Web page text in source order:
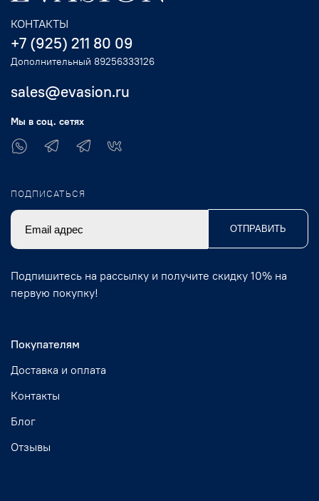
Покупателям
Доставка и оплата
Контакты
Блог
Отзывы
КОНТАКТЫ
+7 (925) 211 80 09
Дополнительный 89256333126
sales@evasion.ru
Мы в соц. сетях
ПОДПИСАТЬСЯ
ОТПРАВИТЬ
Подпишитесь на рассылку и получите скидку 10% на
первую покупку!